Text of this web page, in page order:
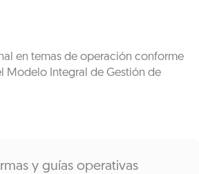
en temas de operación conforme
Modelo Integral de Gestión de
y guías operativas